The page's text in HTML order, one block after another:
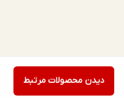
دیدن محصولات مرتبط